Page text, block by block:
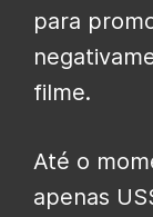
para
filme.
Até o
apenas